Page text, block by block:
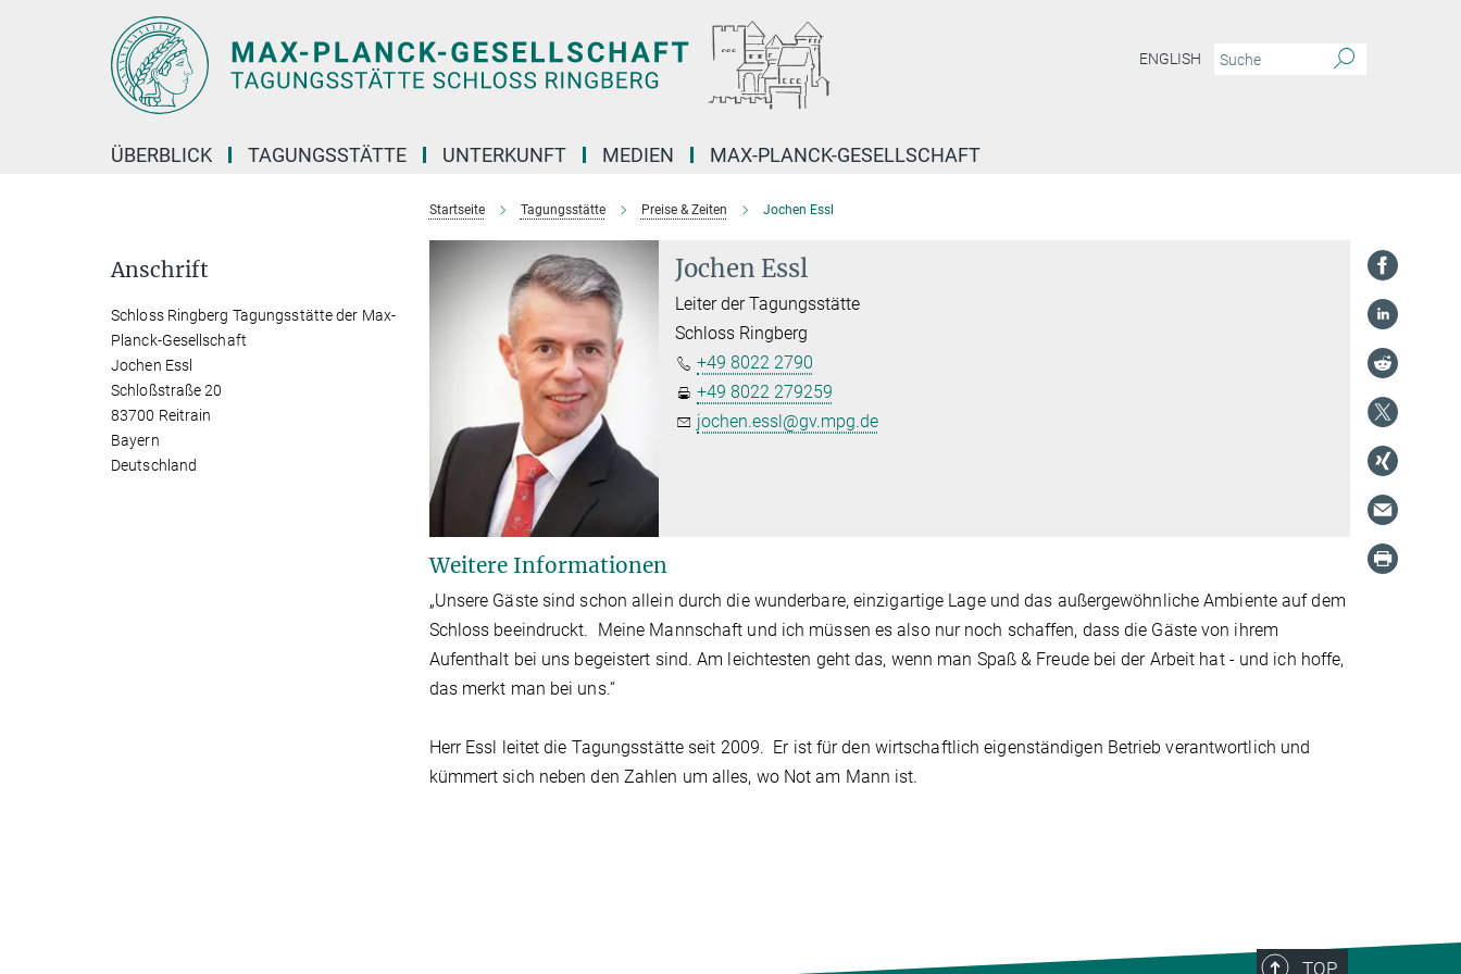
ENGLISH
ÜBERBLICK TAGUNGSSTÄTTE UNTERKUNFT MEDIEN MAX-PLANCK-GESELLSCHAFT
Startseite Tagungsstätte Preise & Zeiten Jochen Essl
Jochen Essl
Leiter der Tagungsstätte
Schloss Ringberg
+49 8022 2790
+49 8022 279259
jochen.essl@gv.mpg.de
Weitere Informationen
„Unsere Gäste sind schon allein durch die wunderbare, einzigartige Lage und das außergewöhnliche Ambiente auf dem
Schloss beeindruckt. Meine Mannschaft und ich müssen es also nur noch schaffen, dass die Gäste von ihrem
Aufenthalt bei uns begeistert sind. Am leichtesten geht das, wenn man Spaß & Freude bei der Arbeit hat - und ich hoffe,
das merkt man bei uns.“
Herr Essl leitet die Tagungsstätte seit 2009. Er ist für den wirtschaftlich eigenständigen Betrieb verantwortlich und
kümmert sich neben den Zahlen um alles, wo Not am Mann ist.
Anschrift
Schloss Ringberg Tagungsstätte der Max-
Planck-Gesellschaft
Jochen Essl
Schloßstraße 20
83700 Reitrain
Bayern
Deutschland
TOP